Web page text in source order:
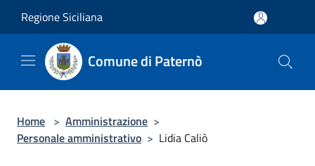
Regione Siciliana
Comune di Paternò
Home > Amministrazione >
Personale amministrativo > Lidia Caliò